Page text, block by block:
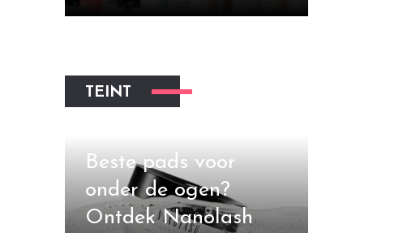
TEINT
Beste pads voor
onder de ogen?
Ontdek Nanolash